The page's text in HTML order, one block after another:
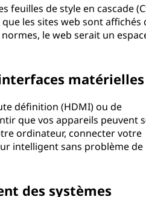
feuilles de style en cascade
les sites web sont affichés
le web serait un
matérielles
définition (HDMI) ou de
que vos appareils peuvent
ordinateur, connecter votre
intelligent sans problème de
des systèmes